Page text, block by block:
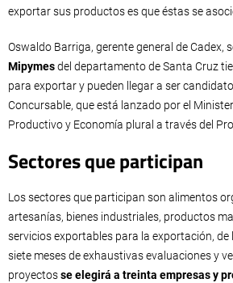
exportar sus productos es que éstas se
Oswaldo Barriga, gerente general de Cadex,
Mipymesdel departamento de Santa Cruz
para exportar y pueden llegar a ser
Concursable, que está lanzado por el
Productivo y Economía plural a través del
Sectores que participan
Los sectores que participan son alimentos
artesanías, bienes industriales, productos
servicios exportables para la exportación, de
siete meses de exhaustivas evaluaciones y
proyectosse elegirá a treinta empresas y